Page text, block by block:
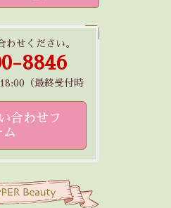
わせください。
8846
（最終受付時
合わせフ
ム